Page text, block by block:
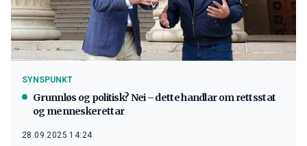
SYNSPUNKT
Grunnløs og politisk? Nei – dette handlar om rettsstat
og menneskerettar
28.09.2025 14:24